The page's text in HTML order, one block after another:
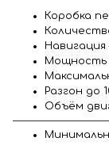
Коробка
Навигация
Мощность
Разгон до
Объём